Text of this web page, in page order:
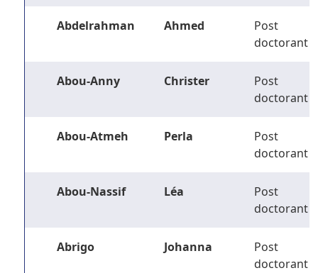
Abdelrahman Ahmed
Post
doctorant
Abou-Anny Christer
Post
doctorant
Abou-Atmeh Perla
Post
doctorant
Abou-Nassif Léa
Post
doctorant
Abrigo Johanna
Post
doctorant